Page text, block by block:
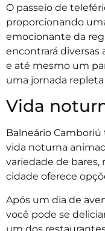
O passeio de
proporcionando
emocionante da
encontrará diversas
e até mesmo um
uma jornada
Vida
Balneário
vida noturna
variedade de bares,
cidade oferece
Após um dia de
você pode se